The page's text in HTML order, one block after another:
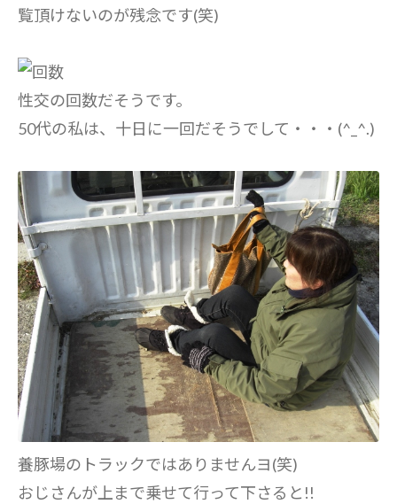
覧頂けないのが残念です(笑)
性交の回数だそうです。
50代の私は、十日に一回だそうでして・・・(^_^.)
養豚場のトラックではありませんヨ(笑)
おじさんが上まで乗せて行って下さると!!